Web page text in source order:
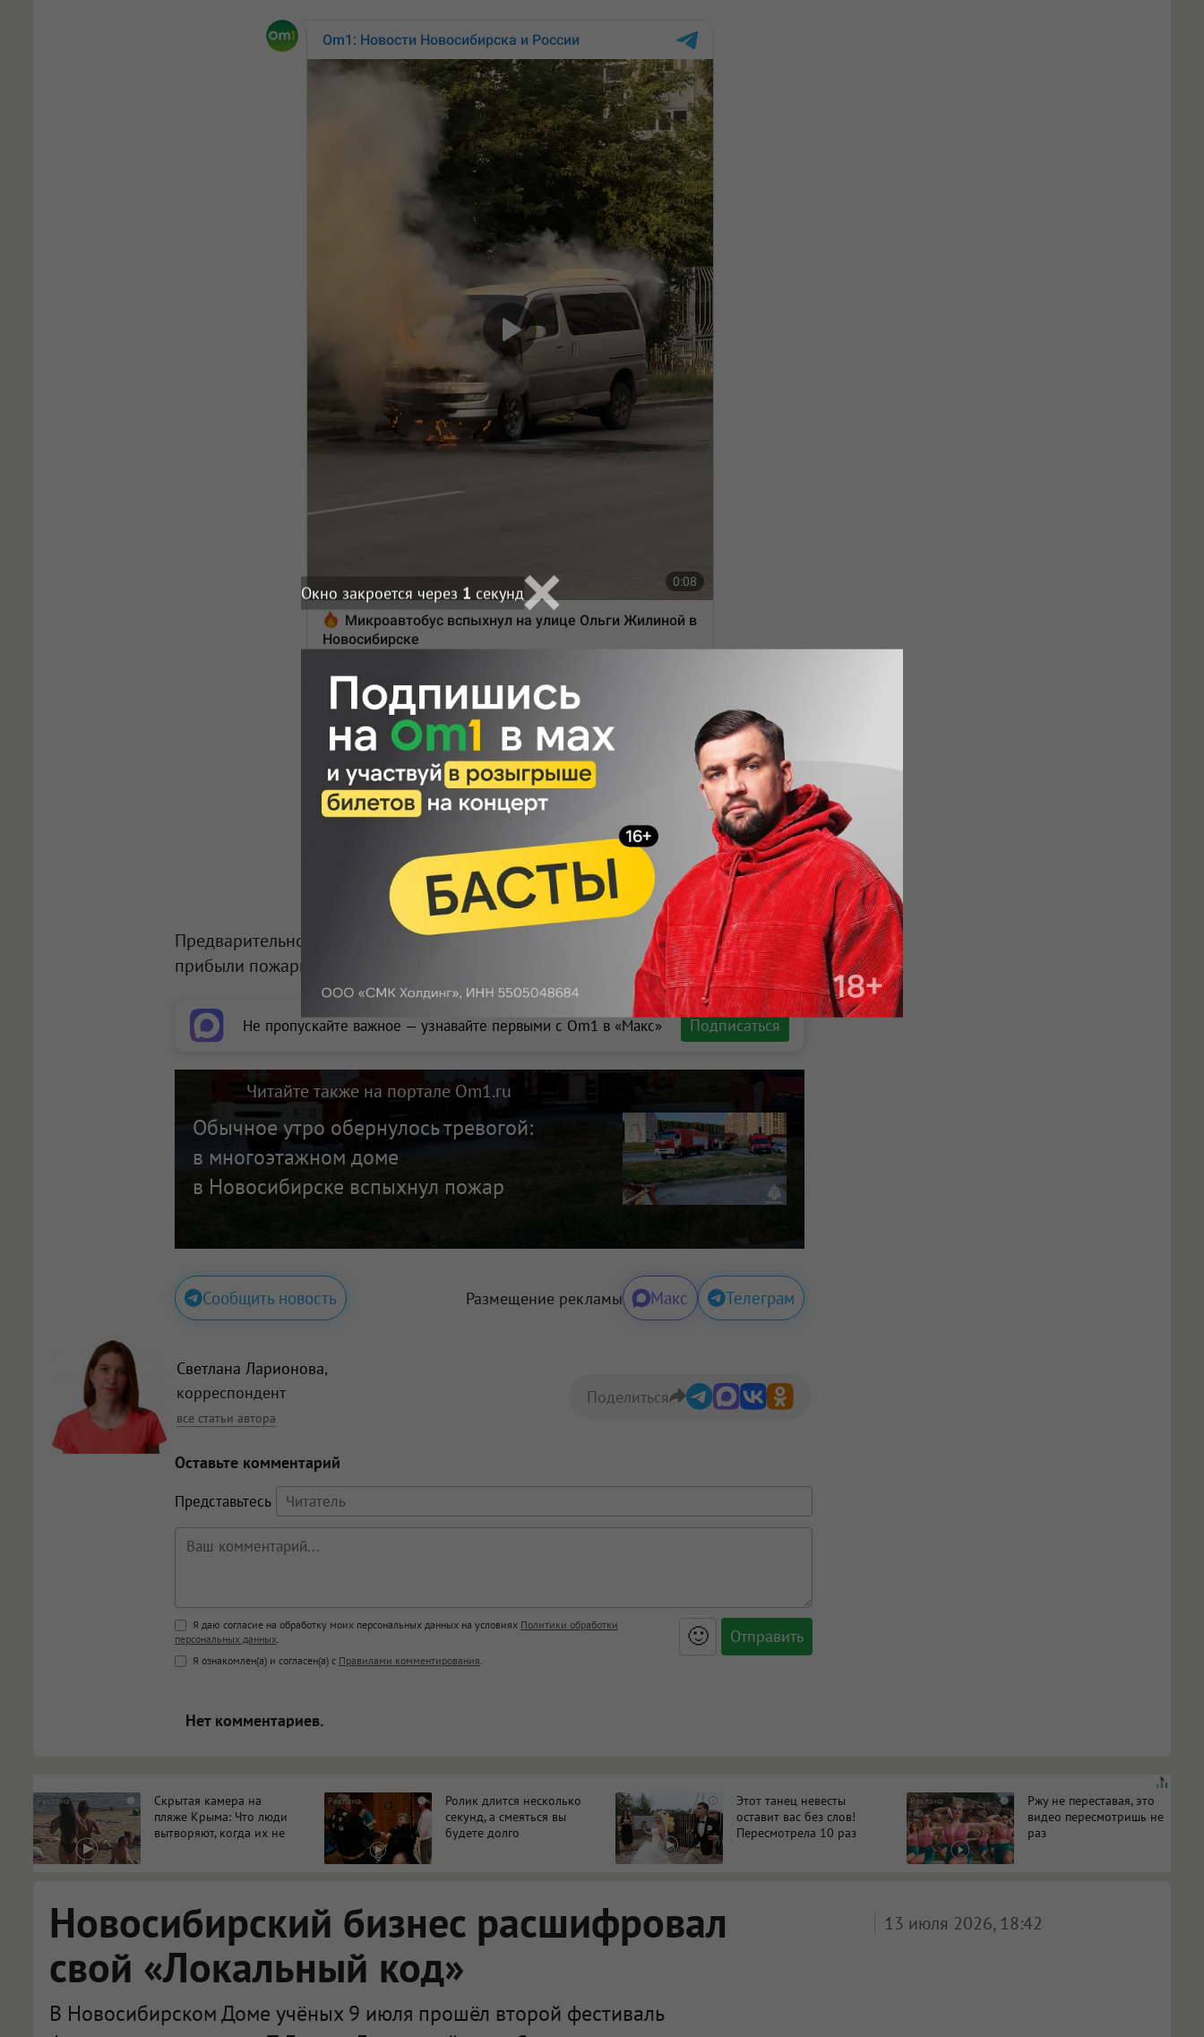
Предварительно, владелец микроавтобуса не пострадал. На место оперативно
прибыли пожарные и потушили возгорание.
Не пропускайте важное — узнавайте первыми с Om1 в «Макс» Подписаться
Читайте также на портале Om1.ru
Обычное утро обернулось тревогой:
в многоэтажном доме
в Новосибирске вспыхнул пожар
Сообщить новость Размещение рекламы Макс Телеграм
Светлана Ларионова,
корреспондент
все статьи автора
Поделиться
Оставьте комментарий
Представьтесь
Поддержка HTML
<b>, <strong>, <u>, <i>, <em>, <s>, <big>, <small>, <sup>, <sub>, <pre>, <ul>, <ol>, <li>,
<blockquote>, <code> экранирует HTML, адреса URL автоматически становятся ссылками, и
Я даю согласие на обработку моих персональных данных на условиях Политики обработки
персональных данных.
Я ознакомлен(а) и согласен(а) с Правилами комментирования.
🙂
Нет комментариев.
i
Скрытая камера на
пляже Крыма: Что люди
вытворяют, когда их не
i
Ролик длится несколько
секунд, а смеяться вы
будете долго
i
Этот танец невесты
оставит вас без слов!
Пересмотрела 10 раз
i
Ржу не переставая, это
видео пересмотришь не
раз
Новосибирский бизнес расшифровал
свой «Локальный код»
В Новосибирском Доме учёных 9 июля прошёл второй фестиваль
13 июля 2026, 18:42